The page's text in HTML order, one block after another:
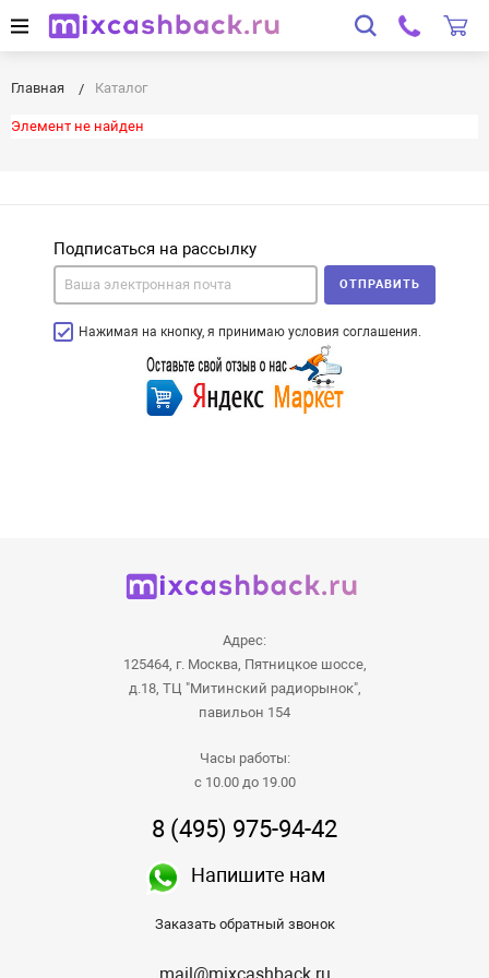
Главная Каталог
Элемент не найден
Подписаться на рассылку
Нажимая на кнопку, я принимаю условия соглашения.
ОТПРАВИТЬ
Адрес:
125464, г. Москва, Пятницкое шоссе,
д.18, ТЦ "Митинский радиорынок",
павильон 154
Часы работы:
с 10.00 до 19.00
8 (495) 975-94-42
Напишите нам
Заказать обратный звонок